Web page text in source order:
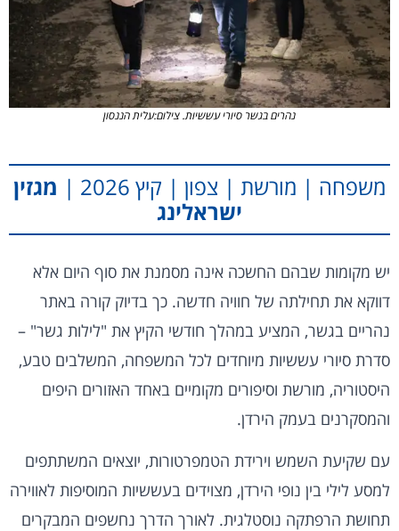
נהרים בגשר סיורי עששיות. צילום:עלית הננסון
משפחה | מורשת | צפון | קיץ 2026 |
מגזין
ישראלינג
יש מקומות שבהם החשכה אינה מסמנת את סוף היום אלא
דווקא את תחילתה של חוויה חדשה. כך בדיוק קורה באתר
נהריים בגשר, המציע במהלך חודשי הקיץ את "לילות גשר" –
סדרת סיורי עששיות מיוחדים לכל המשפחה, המשלבים טבע,
היסטוריה, מורשת וסיפורים מקומיים באחד האזורים היפים
והמסקרנים בעמק הירדן.
עם שקיעת השמש וירידת הטמפרטורות, יוצאים המשתתפים
למסע לילי בין נופי הירדן, מצוידים בעששיות המוסיפות לאווירה
תחושת הרפתקה נוסטלגית. לאורך הדרך נחשפים המבקרים